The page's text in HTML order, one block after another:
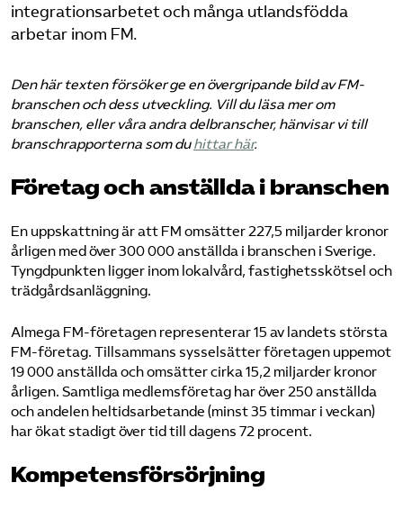
Sök på serviceforetagen.se
Press
In English
Om webbplatsen
integrationsarbetet och många utlandsfödda
arbetar inom FM.
Den här texten försöker ge en övergripande bild av FM-
branschen och dess utveckling. Vill du läsa mer om
branschen, eller våra andra delbranscher, hänvisar vi till
bransch­rapporterna som duhittar här.
Företag och anställda i branschen
En uppskattning är att FM omsätter 227,5 miljarder kronor
årligen med över 300 000 anställda i branschen i Sverige.
Tyngdpunkten ligger inom lokalvård, fastighetsskötsel och
trädgårdsanläggning.
Almega FM-företagen representerar 15 av landets största
FM-företag. Tillsammans sysselsätter företagen uppemot
19 000 anställda och omsätter cirka 15,2 miljarder kronor
årligen. Samtliga medlems­företag har över 250 anställda
och andelen heltidsarbetande (minst 35 timmar i veckan)
har ökat stadigt över tid till dagens 72 procent.
Kompetensförsörjning